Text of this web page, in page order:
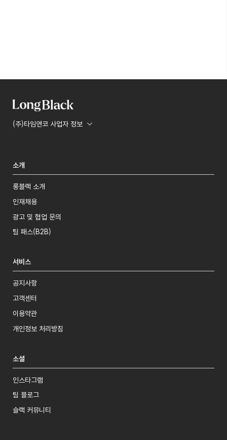
(주)타임앤코 사업자 정보
소개
롱블랙 소개
인재채용
광고 및 협업 문의
팀 패스(B2B)
서비스
공지사항
고객센터
이용약관
개인정보 처리방침
소셜
인스타그램
팀 블로그
슬랙 커뮤니티